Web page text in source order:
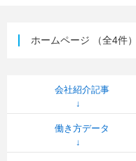
ホームページ （全4件）
会社紹介記事
働き方データ